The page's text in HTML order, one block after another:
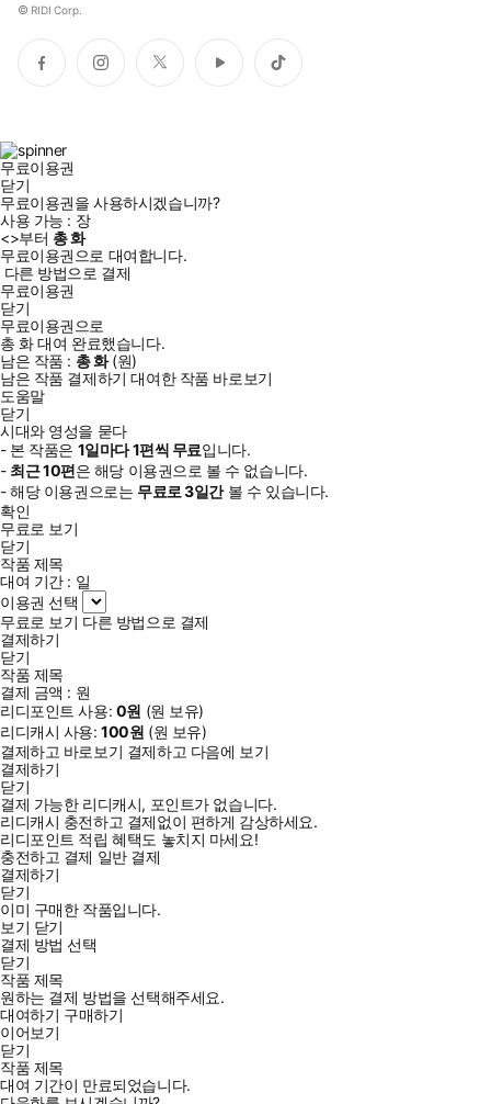
© RIDI Corp.
페
이
인
스
트
위
유
튜
틱
톡
무료이용권
닫기
무료이용권을 사용하시겠습니까?
사용 가능 : 장
<>부터 총화
무료이용권으로 대여합니다.
다른 방법으로 결제
무료이용권
닫기
무료이용권으로
총 화대여 완료했습니다.
남은 작품 : 총화(원)
남은 작품 결제하기 대여한 작품 바로보기
도움말
닫기
시대와 영성을 묻다
- 본 작품은 1일마다1편씩 무료입니다.
- 최근10편은 해당 이용권으로 볼 수 없습니다.
- 해당 이용권으로는 무료로3일간볼 수 있습니다.
확인
무료로 보기
닫기
작품 제목
대여 기간 : 일
이용권 선택
무료로 보기 다른 방법으로 결제
결제하기
닫기
작품 제목
결제 금액 : 원
리디포인트 사용: 0원 (원 보유)
리디캐시 사용:100원 (원 보유)
결제하고 바로보기 결제하고 다음에 보기
결제하기
닫기
결제 가능한 리디캐시, 포인트가 없습니다.
리디캐시 충전하고 결제없이 편하게 감상하세요.
리디포인트 적립 혜택도 놓치지 마세요!
충전하고 결제 일반 결제
결제하기
닫기
이미 구매한 작품입니다.
보기 닫기
결제 방법 선택
닫기
작품 제목
원하는 결제 방법을 선택해주세요.
대여하기 구매하기
이어보기
닫기
작품 제목
대여 기간이 만료되었습니다.